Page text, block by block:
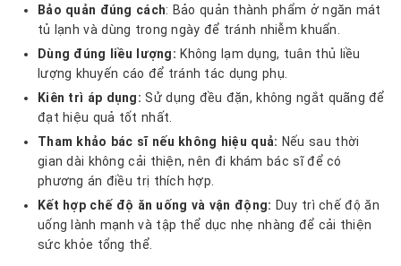
Bảo quản đúng cách: Bảo quản thành phẩm ở ngăn mát
tủ lạnh và dùng trong ngày để tránh nhiễm khuẩn.
Dùng đúng liều lượng: Không lạm dụng, tuân thủ liều
lượng khuyến cáo để tránh tác dụng phụ.
Kiên trì áp dụng: Sử dụng đều đặn, không ngắt quãng để
đạt hiệu quả tốt nhất.
Tham khảo bác sĩ nếu không hiệu quả: Nếu sau thời
gian dài không cải thiện, nên đi khám bác sĩ để có
phương án điều trị thích hợp.
Kết hợp chế độ ăn uống và vận động: Duy trì chế độ ăn
uống lành mạnh và tập thể dục nhẹ nhàng để cải thiện
sức khỏe tổng thể.